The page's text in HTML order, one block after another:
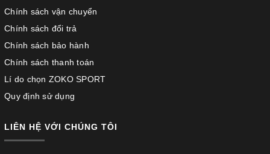
Chính sách vận chuyển
Chính sách đổi trả
Chính sách bảo hành
Chính sách thanh toán
Lí do chọn ZOKO SPORT
Quy định sử dụng
LIÊN HỆ VỚI CHÚNG TÔI